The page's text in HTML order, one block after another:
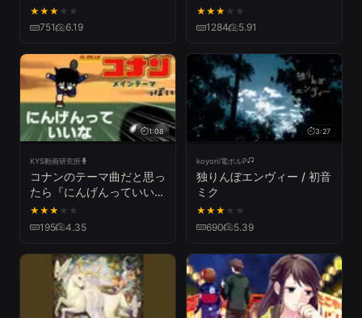
［Lyric Video］
★★★ ★ ★
751 6.19
Video
★★★ ★ ★
1284 5.91
1:08
KYS動画研究所
コナンのテーマ曲だと思っ
たら『にんげんっていい
な』だった
★★★ ★ ★
195 4.35
3:27
koyori/電ポルP
独りんぼエンヴィー / 初音
ミク
★★★ ★ ★
690 5.39